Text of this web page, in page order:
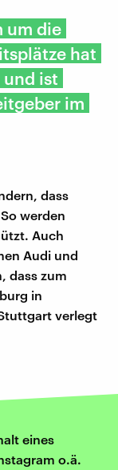
um die
hat
und ist
im
dass
werden
Auch
Audi und
dass zum
in
verlegt
eines
o.ä.